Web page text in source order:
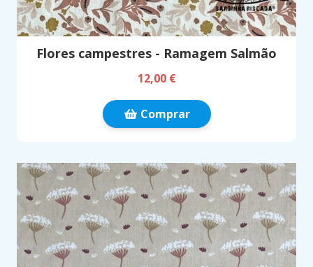
Flores campestres - Ramagem Salmão
12,00 €
Comprar